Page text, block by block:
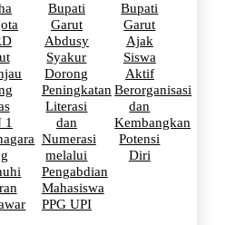
1
Bupati
Garut
Abdusy
Syakur
Dorong
Peningkatan
Literasi
dan
Numerasi
melalui
Pengabdian
Mahasiswa
PPG UPI
Bupati
Garut
Ajak
Siswa
Aktif
Berorganisasi
dan
Kembangkan
Potensi
Diri